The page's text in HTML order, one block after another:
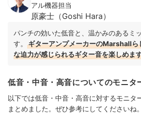
アル機器担当
原豪士（Goshi Hara）
パンチの効いた低音と、温かみのあるミ
す。
ギターアンプメーカーのMarshallら
な迫力が感じられるギター音を楽しめま
低音・中音・高音についてのモニタ
以下では低音・中音・高音に対するモニタ
まとめました。ぜひ参考にしてくださいね。